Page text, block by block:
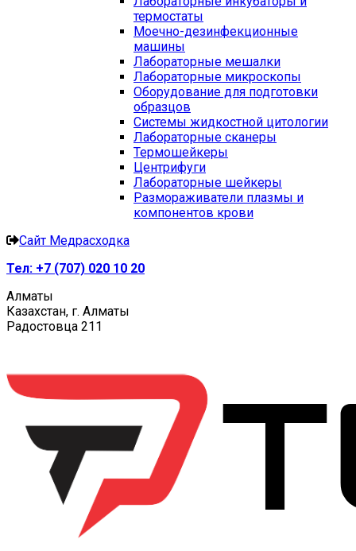
термостаты
Моечно-дезинфекционные
машины
Лабораторные мешалки
Лабораторные микроскопы
Оборудование для подготовки
образцов
Системы жидкостной цитологии
Лабораторные сканеры
Термошейкеры
Центрифуги
Лабораторные шейкеры
Размораживатели плазмы и
компонентов крови
Сайт Медрасходка
Тел: +7 (707) 020 10 20
Алматы
Казахстан, г. Алматы
Радостовца 211